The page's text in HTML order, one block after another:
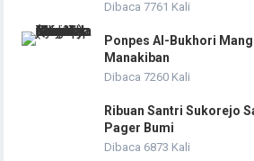
Dibaca 7761 Kali
Ponpes Al-Bukhori
Manakiban
Dibaca 7260 Kali
Ribuan Santri Sukorejo
Pager Bumi
Dibaca 6873 Kali